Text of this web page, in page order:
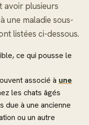
avoir plusieurs
une maladie sous-
listées ci-dessous.
ce qui pousse le
associé à une
les chats âgés
due à une ancienne
ou un autre